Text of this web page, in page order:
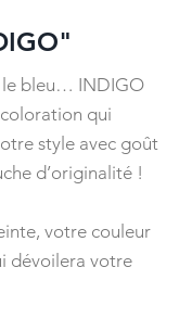
le bleu… INDIGO
qui
style avec goût
d’originalité !
votre couleur
dévoilera votre